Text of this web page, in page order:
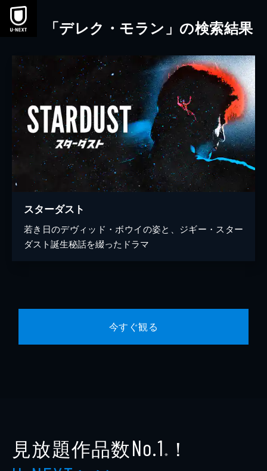
本文へスキップ
「デレク・モラン」の検索結果
スターダスト
若き日のデヴィッド・ボウイの姿と、ジギー・スター
ダスト誕生秘話を綴ったドラマ
今すぐ観る
見放題作品数No.1 ※ ！